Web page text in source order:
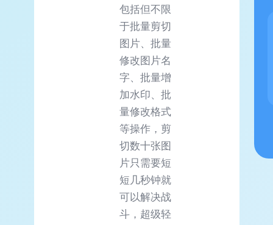
包括但不限
于批量剪切
图片、批量
修改图片名
字、批量增
加水印、批
量修改格式
等操作，剪
切数十张图
片只需要短
短几秒钟就
可以解决战
斗，超级轻